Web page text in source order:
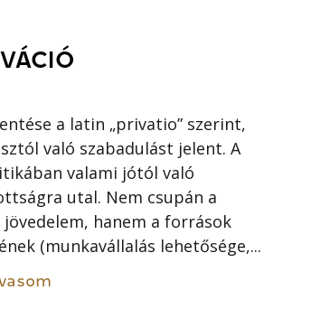
a latin „privatio” szerint,
való szabadulást jelent. A
valami jótól való
utal. Nem csupán a
jövedelem, hanem a források
(munkavállalás lehetősége,...